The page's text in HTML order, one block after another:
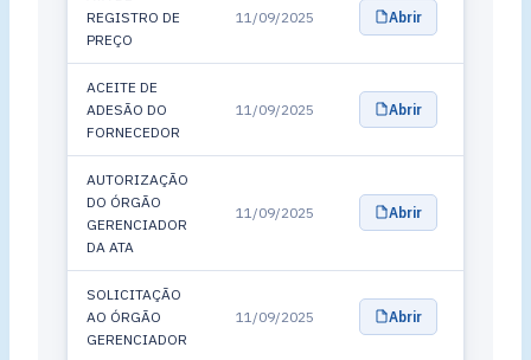
REGISTRO DE
PREÇO
11/09/2025 Abrir
ACEITE DE
ADESÃO DO
FORNECEDOR
11/09/2025 Abrir
AUTORIZAÇÃO
DO ÓRGÃO
GERENCIADOR
DA ATA
11/09/2025 Abrir
SOLICITAÇÃO
AO ÓRGÃO
GERENCIADOR
11/09/2025 Abrir